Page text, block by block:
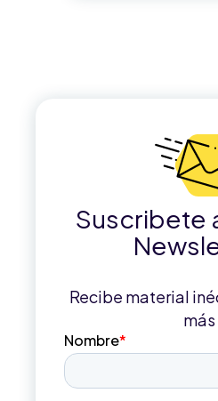
Suscribete
Recibe material
más